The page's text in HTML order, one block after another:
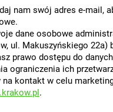
nam swój adres e-mail,
dane osobowe
ul. Makuszyńskiego 22a)
prawo dostępu do
ograniczenia ich
na kontakt w celu
.